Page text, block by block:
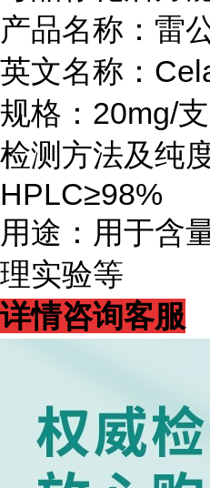
产品名称：雷
英文名称：
规格：20mg/支
检测方法及纯
HPLC≥98%
用途：用于含
理实验等
详情咨询客服